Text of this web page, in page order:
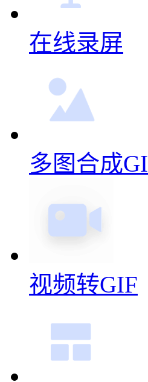
还不错，图
好用，简单
好哇！妙哇！
更多动图制作
在线录屏